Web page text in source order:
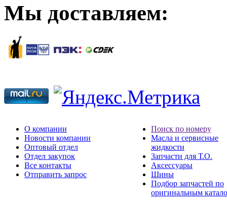
Мы доставляем:
О компании
Новости компании
Оптовый отдел
Отдел закупок
Все контакты
Отправить запрос
Поиск по номеру
Масла и сервисные
жидкости
Запчасти для Т.О.
Аксессуары
Шины
Подбор запчастей по
оригинальным